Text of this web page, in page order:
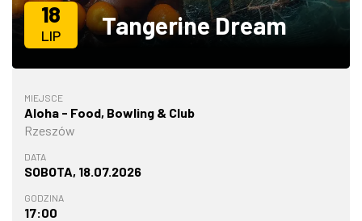
18
LIP Tangerine Dream
MIEJSCE
Aloha - Food, Bowling & Club
Rzeszów
DATA
SOBOTA, 18.07.2026
GODZINA
17:00